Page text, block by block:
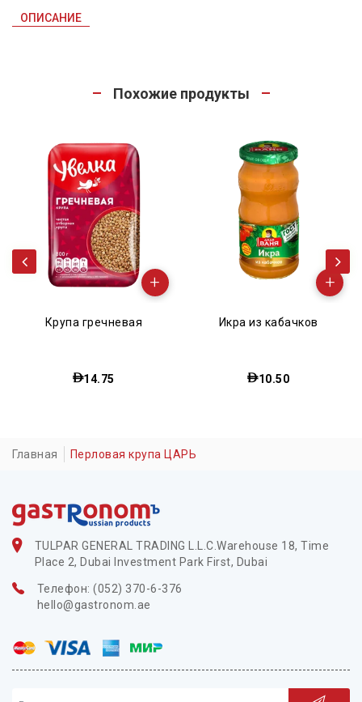
ОПИСАНИЕ
Похожие продукты
+
Икра из кабачков
10.50
Базилик армянский
(рейхан) свежий из
Армении - пучок 100г.
6.00
Главная Перловая крупа ЦАРЬ
TULPAR GENERAL TRADING L.L.C.Warehouse 18, Time
Place 2, Dubai Investment Park First, Dubai
Телефон: (052) 370-6-376
hello@gastronom.ae